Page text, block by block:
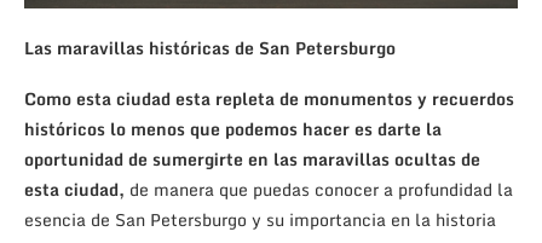
Las maravillas históricas de San Petersburgo
Como esta ciudad esta repleta de monumentos y recuerdos
históricos lo menos que podemos hacer es darte la
oportunidad de sumergirte en las maravillas ocultas de
esta ciudad, de manera que puedas conocer a profundidad la
esencia de San Petersburgo y su importancia en la historia